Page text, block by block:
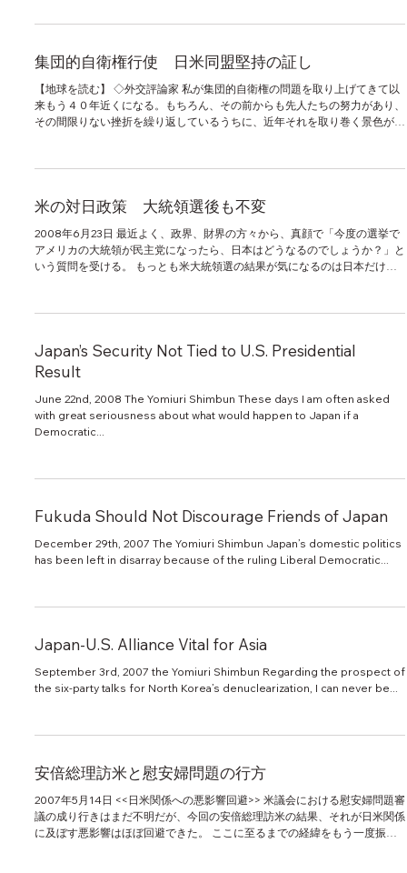
集団的自衛権行使 日米同盟堅持の証し
【地球を読む】 ◇外交評論家 私が集団的自衛権の問題を取り上げてきて以
来もう４０年近くになる。もちろん、その前からも先人たちの努力があり、
その間限りない挫折を繰り返しているうちに、近年それを取り巻く景色が少
米の対日政策 大統領選後も不変
2008年6月23日 最近よく、政界、財界の方々から、真顔で「今度の選挙で
アメリカの大統領が民主党になったら、日本はどうなるのでしょうか？」と
いう質問を受ける。 もっとも米大統領選の結果が気になるのは日本だけで
Japan’s Security Not Tied to U.S. Presidential
Result
June 22nd, 2008 The Yomiuri Shimbun These days I am often asked
with great seriousness about what would happen to Japan if a
Democratic...
Fukuda Should Not Discourage Friends of Japan
December 29th, 2007 The Yomiuri Shimbun Japan’s domestic politics
has been left in disarray because of the ruling Liberal Democratic...
Japan-U.S. Alliance Vital for Asia
September 3rd, 2007 the Yomiuri Shimbun Regarding the prospect of
the six-party talks for North Korea’s denuclearization, I can never be...
安倍総理訪米と慰安婦問題の行方
2007年5月14日 <<日米関係への悪影響回避>> 米議会における慰安婦問題審
議の成り行きはまだ不明だが、今回の安倍総理訪米の結果、それが日米関係
に及ぼす悪影響はほぼ回避できた。 ここに至るまでの経緯をもう一度振り